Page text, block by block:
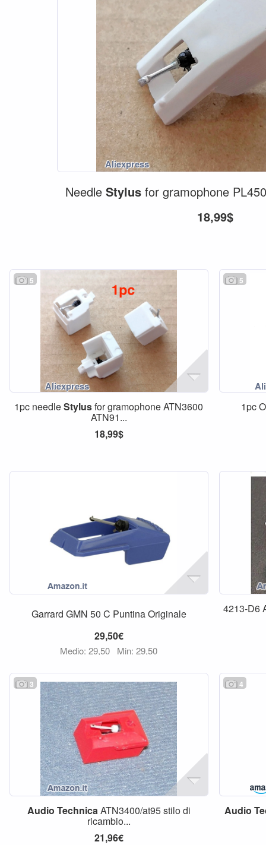
Needle Stylusfor gramophone
18,99$
5
1pc needleStylusfor gramophone ATN3600
ATN91...
18,99$
5
1pc
Garrard GMN 50 C Puntina Originale
29,50€
Medio: 29,50 Min: 29,50
4213-D6
3
Audio TechnicaATN3400/at95 stilo di
ricambio...
21,96€
4
Audio